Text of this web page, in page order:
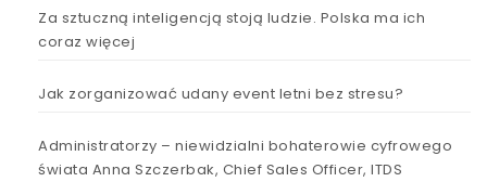
Za sztuczną inteligencją stoją ludzie. Polska ma ich
coraz więcej
Jak zorganizować udany event letni bez stresu?
Administratorzy – niewidzialni bohaterowie cyfrowego
świata Anna Szczerbak, Chief Sales Officer, ITDS